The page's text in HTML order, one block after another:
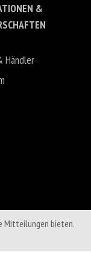
&
Händler
Mitteilungen bieten.